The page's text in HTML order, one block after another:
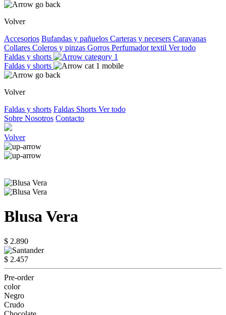
Volver
Accesorios Bufandas y pañuelos Carteras y necesers Caravanas
Collares Coleros y pinzas Gorros Perfumador textil Ver todo
Faldas y shorts
Faldas y shorts
Volver
Faldas y shorts Faldas Shorts Ver todo
Sobre Nosotros Contacto
Volver
Blusa Vera
$ 2.890
$ 2.457
Pre-order
color
Negro
Crudo